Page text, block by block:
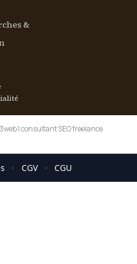
&
|consultant SEO freelance
· CGV · CGU